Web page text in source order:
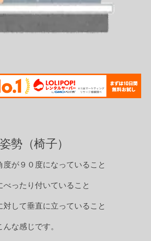
勢（椅子）
度が９０度になっていること
べったり付いていること
対して垂直に立っていること
な感じです。